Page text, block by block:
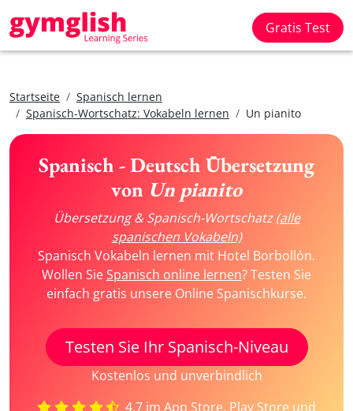
Gratis Test
Startseite
Spanisch lernen
Spanisch-Wortschatz: Vokabeln lernen
Un pianito
Spanisch - Deutsch Übersetzung
von Un pianito
Übersetzung & Spanisch-Wortschatz(alle
spanischen Vokabeln)
Spanisch Vokabeln lernen mit Hotel Borbollón.
Wollen SieSpanisch online lernen? Testen Sie
einfach gratis unsere Online Spanischkurse.
Testen Sie Ihr Spanisch-Niveau
Kostenlos und unverbindlich
4,7 im App Store, Play Store und